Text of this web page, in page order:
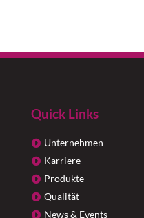
Quick Links
Unternehmen
Karriere
Produkte
Qualität
News & Events